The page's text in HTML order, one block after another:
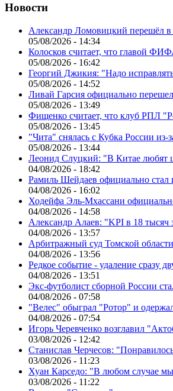
Новости
Александр Ломовицкий перешёл
05/08/2026 - 14:34
Колосков считает, что главой
05/08/2026 - 16:42
Георгий Джикия: "Надо
05/08/2026 - 14:52
Ливай Гарсия официально
05/08/2026 - 13:49
Фищенко считает, что клуб РПЛ
05/08/2026 - 13:45
"Чита" снялась с Кубка России
05/08/2026 - 13:44
Леонид Слуцкий: "В Китае любят
04/08/2026 - 18:42
Рамиль Шейдаев официально
04/08/2026 - 16:02
Ходейфа Эль-Мхассани
04/08/2026 - 14:58
Александр Алаев: "KPI в 18 тысяч
04/08/2026 - 13:57
Арбитражный суд Томской
04/08/2026 - 13:56
Редкое событие - удаление сразу
04/08/2026 - 13:51
Экс-футболист сборной России
04/08/2026 - 07:58
"Велес" обыграл "Ротор" и
04/08/2026 - 07:54
Игорь Черевченко возглавил
03/08/2026 - 12:42
Станислав Черчесов:
03/08/2026 - 11:23
Хуан Карседо: "В любом случае
03/08/2026 - 11:22